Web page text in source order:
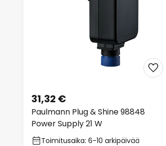
Paulmann Plug & Shine 98848
Power Supply 21 W
31,32 €
Toimitusaika: 6-10 arkipäivää